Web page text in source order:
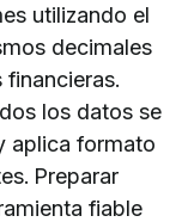
utilizando el
decimales
los datos se
aplica formato
Preparar
fiable